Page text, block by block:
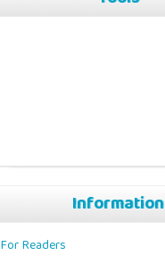
Information
For Readers